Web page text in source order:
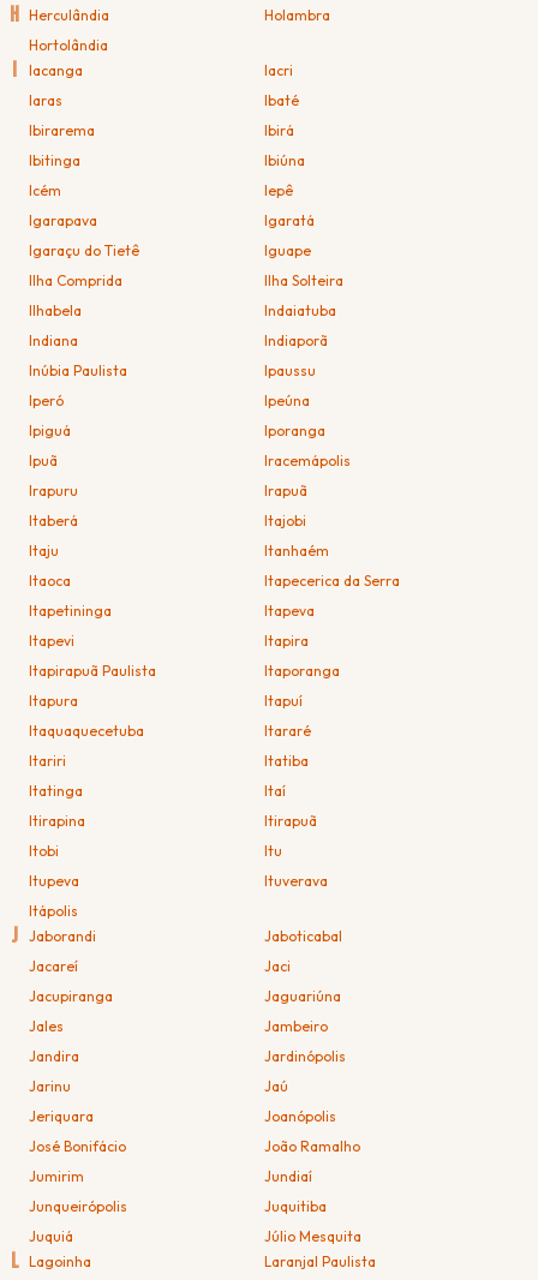
H Herculândia
Holambra
Hortolândia
Iacanga
Iacri
Iaras
Ibaté
Ibirarema
Ibirá
Ibitinga
Ibiúna
Icém
Iepê
Igarapava
Igaratá
Igaraçu do Tietê
Iguape
Ilha Comprida
Ilha Solteira
Ilhabela
Indaiatuba
Indiana
Indiaporã
Inúbia Paulista
Ipaussu
Iperó
Ipeúna
Ipiguá
Iporanga
Ipuã
Iracemápolis
Irapuru
Irapuã
Itaberá
Itajobi
Itaju
Itanhaém
Itaoca
Itapecerica da Serra
Itapetininga
Itapeva
Itapevi
Itapira
Itapirapuã Paulista
Itaporanga
Itapura
Itapuí
Itaquaquecetuba
Itararé
Itariri
Itatiba
Itatinga
Itaí
Itirapina
Itirapuã
Itobi
Itu
Itupeva
Ituverava
Itápolis
J Jaborandi
Jaboticabal
Jacareí
Jaci
Jacupiranga
Jaguariúna
Jales
Jambeiro
Jandira
Jardinópolis
Jarinu
Jaú
Jeriquara
Joanópolis
José Bonifácio
João Ramalho
Jumirim
Jundiaí
Junqueirópolis
Juquitiba
Juquiá
Júlio Mesquita
L Lagoinha
Laranjal Paulista